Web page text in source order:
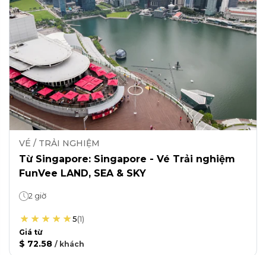
VÉ / TRẢI NGHIỆM
Từ Singapore: Singapore - Vé Trải nghiệm
FunVee LAND, SEA & SKY
2 giờ
5(1)
Giá từ
$ 72.58 / khách